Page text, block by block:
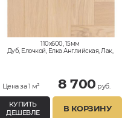
110x600, 15мм
Дуб, Елочкой, Елка Английская, Лак,
Цена за 1 м² 8 700 руб.
КУПИТЬ
ДЕШЕВЛЕ
В КОРЗИНУ